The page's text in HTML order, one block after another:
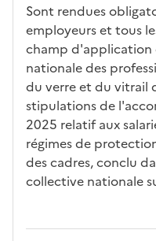
Sont rendues
employeurs et tous
champ d'application
nationale des
du verre et du vitrail
stipulations de
2025 relatif aux
régimes de
des cadres, conclu
collective nationale